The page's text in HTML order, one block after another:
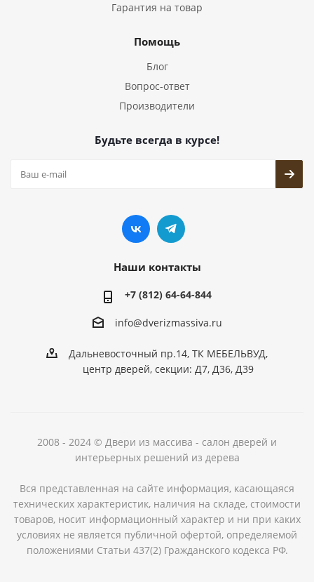
Гарантия на товар
Помощь
Блог
Вопрос-ответ
Производители
Будьте всегда в курсе!
Наши контакты
+7 (812) 64-64-844
info@dverizmassiva.ru
Дальневосточный пр.14, ТК МЕБЕЛЬВУД,
центр дверей, секции: Д7, Д36, Д39
2008 - 2024 © Двери из массива - салон дверей и
интерьерных решений из дерева
Вся представленная на сайте информация, касающаяся
технических характеристик, наличия на складе, стоимости
товаров, носит информационный характер и ни при каких
условиях не является публичной офертой, определяемой
положениями Статьи 437(2) Гражданского кодекса РФ.